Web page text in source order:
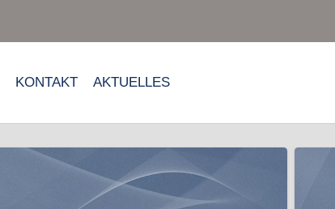
KONTAKT AKTUELLES